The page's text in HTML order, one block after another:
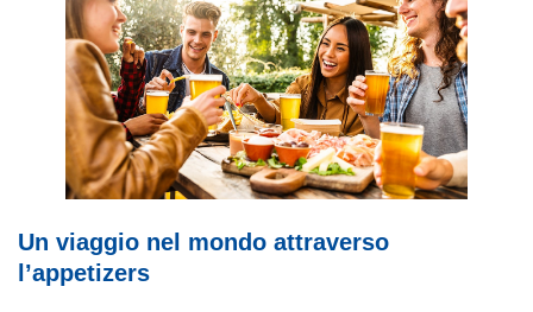
AREA AGENTI
Un viaggio nel mondo attraverso
l’appetizers